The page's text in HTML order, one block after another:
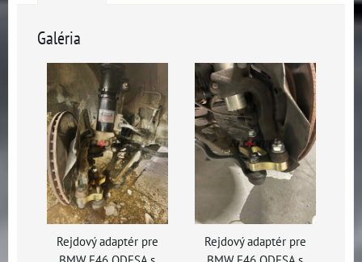
Galéria
Rejdový adaptér pre
Rejdový adaptér pre